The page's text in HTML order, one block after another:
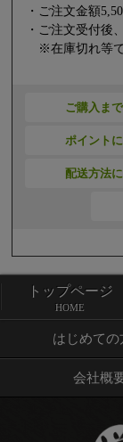
・ご注文金額
・ご注文受付後
※在庫切れ等で
ご購入ま
ポイント
配送方法
トップペー
はじめての
会社概
トップページ
HOME